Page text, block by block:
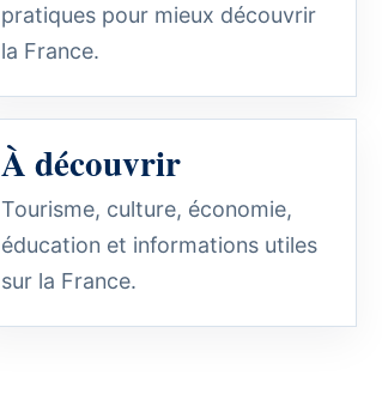
pratiques pour mieux découvrir
la France.
À découvrir
Tourisme, culture, économie,
éducation et informations utiles
sur la France.